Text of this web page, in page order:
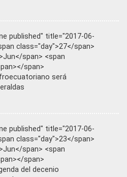
published" title="2017-06-
class="day">27</span>
span> <span
span>
será
published" title="2017-06-
class="day">23</span>
span> <span
span>
del decenio